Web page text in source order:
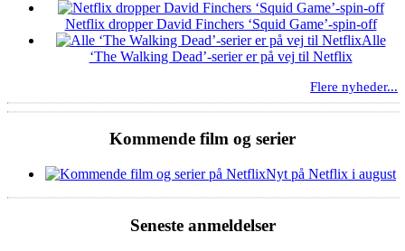
Netflix dropper David Finchers ‘Squid Game’-spin-off
Alle
‘The Walking Dead’-serier er på vej til Netflix
Flere nyheder...
Kommende film og serier
Nyt på Netflix i august
Seneste anmeldelser